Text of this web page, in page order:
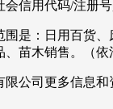
信用代码/注册号
是：日用百货
苗木销售。（
公司更多信息和